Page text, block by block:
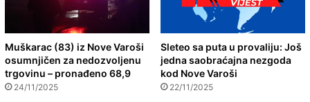
Muškarac (83) iz Nove Varoši
osumnjičen za nedozvoljenu
trgovinu – pronađeno 68,9
24/11/2025
Sleteo sa puta u provaliju: Još
jedna saobraćajna nezgoda
kod Nove Varoši
22/11/2025